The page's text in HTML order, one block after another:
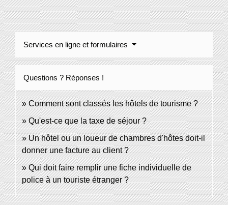
Services en ligne et formulaires
Questions ? Réponses !
Comment sont classés les hôtels de tourisme ?
Qu'est-ce que la taxe de séjour ?
Un hôtel ou un loueur de chambres d'hôtes doit-il
donner une facture au client ?
Qui doit faire remplir une fiche individuelle de
police à un touriste étranger ?